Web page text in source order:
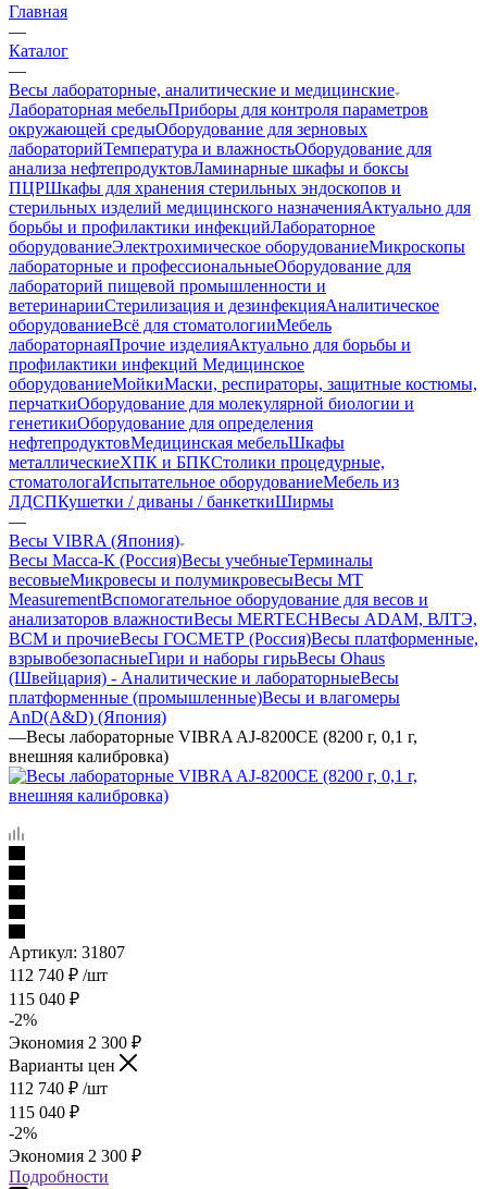
Главная
—
Каталог
—
Весы лабораторные, аналитические и медицинские
Лабораторная мебельПриборы для контроля параметров
окружающей средыОборудование для зерновых
лабораторийТемпература и влажностьОборудование для
анализа нефтепродуктовЛаминарные шкафы и боксы
ПЦРШкафы для хранения стерильных эндоскопов и
стерильных изделий медицинского назначенияАктуально для
борьбы и профилактики инфекцийЛабораторное
оборудованиеЭлектрохимическое оборудованиеМикроскопы
лабораторные и профессиональныеОборудование для
лабораторий пищевой промышленности и
ветеринарииСтерилизация и дезинфекцияАналитическое
оборудованиеВсё для стоматологииМебель
лабораторнаяПрочие изделияАктуально для борьбы и
профилактики инфекций Медицинское
оборудованиеМойкиМаски, респираторы, защитные костюмы,
перчаткиОборудование для молекулярной биологии и
генетикиОборудование для определения
нефтепродуктовМедицинская мебельШкафы
металлическиеХПК и БПКСтолики процедурные,
стоматологаИспытательное оборудованиеМебель из
ЛДСПКушетки / диваны / банкеткиШирмы
—
Весы VIBRA (Япония)
Весы Масса-К (Россия)Весы учебныеТерминалы
весовыеМикровесы и полумикровесыВесы MT
MeasurementВспомогательное оборудование для весов и
анализаторов влажностиВесы MERTECHВесы ADAM, ВЛТЭ,
BCM и прочиеВесы ГОСМЕТР (Россия)Весы платформенные,
взрывобезопасныеГири и наборы гирьВесы Ohaus
(Швейцария) - Аналитические и лабораторныеВесы
платформенные (промышленные)Весы и влагомеры
AnD(A&D) (Япония)
—Весы лабораторные VIBRA AJ-8200CE (8200 г, 0,1 г,
внешняя калибровка)
Артикул: 31807
112 740 ₽ /шт
115 040 ₽
-2%
Экономия 2 300 ₽
Варианты цен
112 740 ₽ /шт
115 040 ₽
-2%
Экономия 2 300 ₽
Подробности